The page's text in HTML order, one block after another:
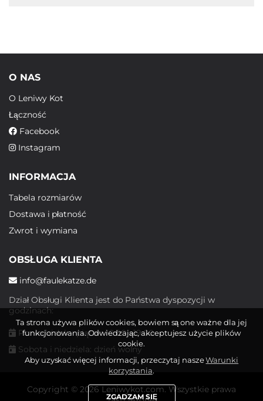
O NAS
O Leniwy Kot
Łączność
Facebook
Instagram
INFORMACJA
Tabela rozmiarów
Dostawa i płatność
Zwrot i wymiana
OBSŁUGA KLIENTA
info@faulekatze.de
Dział Obsługi Klienta jest do Państwa dyspozycji w
godzinach:
Poniedziałek - piątek: 10:00 - 19:00
Sobota i niedziela: dzień wolny
Copyright © 2026 Leniwykot.com. Wszystkie prawa
Ta strona używa plików cookies, bowiem są one ważne dla jej
funkcjonowania. Odwiedzając, akceptujesz użycie plików
cookie.
Aby uzyskać więcej informacji, przeczytaj naszeWarunki
korzystania.
ZGADZAM SIĘ